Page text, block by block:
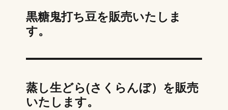
黒糖鬼打ち豆を販売いたしま
す。
蒸し生どら(さくらんぼ）を販売
いたします。